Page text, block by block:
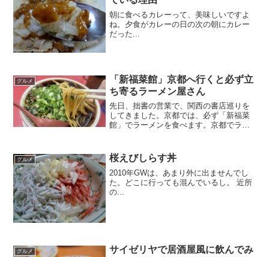
朝に食べるカレーって、美味しいですよ
ね。夕食がカレーの日の次の朝にカレー
だった...
グルメ
「新福菜館」京都へ行くと必ず立
ち寄るラーメン屋さん
先日、拙書の営業で、関西の書店巡りを
してきました。京都では、必ず「新福菜
館」でラーメンを食べます。京都でラー
が、なぜかいつも食べてしまうのです。
その理由をまとめてみま...
グルメ 桜えびしらす丼
2010年GWは、あまり外に出ませんでし
た。どこに行っても混んでいるし。 近所
の...
グルメ
サイゼリヤで居酒屋風に飲んでみ